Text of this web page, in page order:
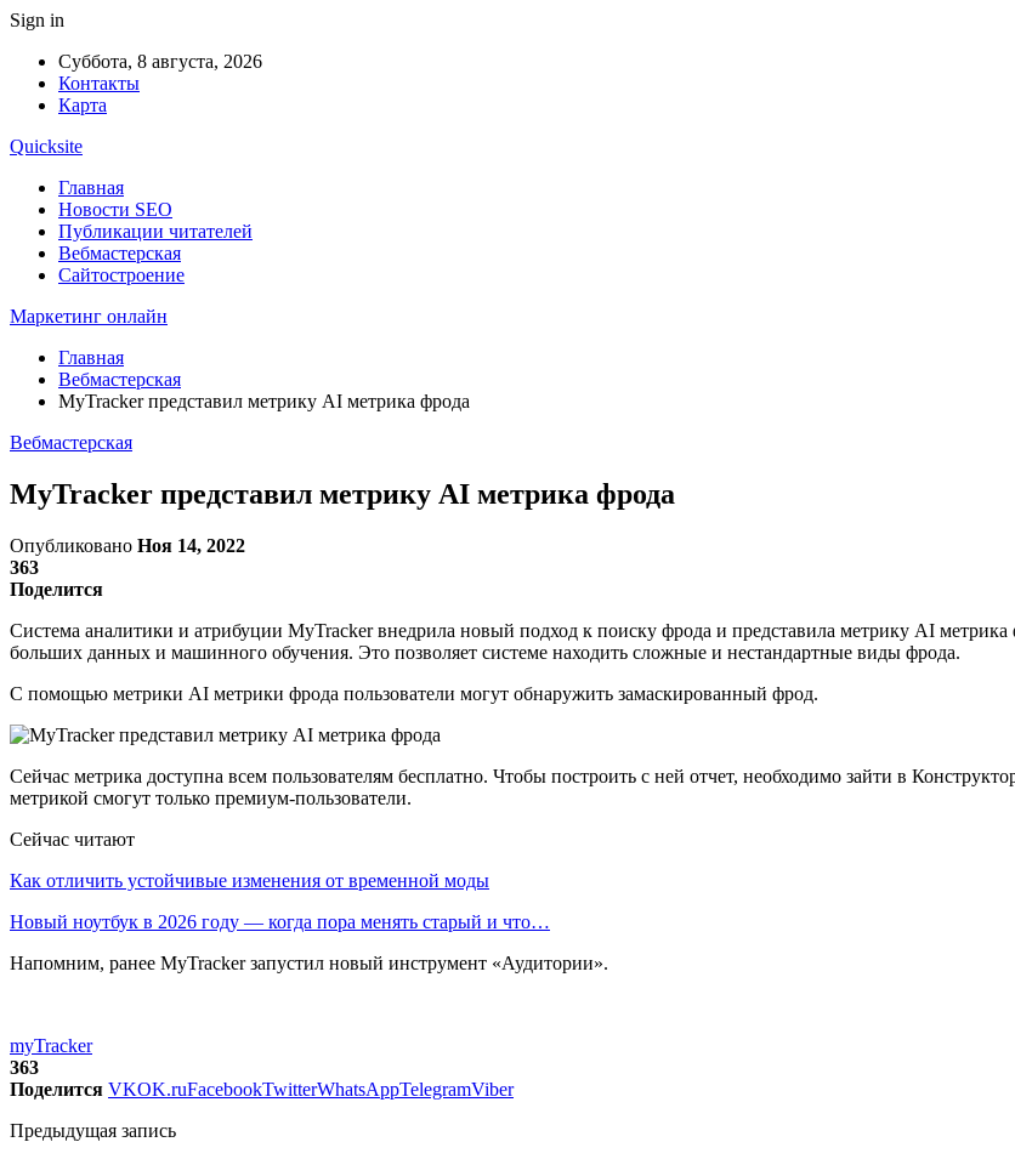
Sign in
Суббота, 8 августа, 2026
Контакты
Карта
Quicksite
Главная
Новости SEO
Публикации читателей
Вебмастерская
Сайтостроение
Маркетинг онлайн
Главная
Вебмастерская
MyTracker представил метрику AI метрика фрода
Вебмастерская
MyTracker представил метрику AI метрика фрода
Опубликовано Ноя 14, 2022
363
Поделится
Система аналитики и атрибуции MyTracker внедрила новый подход к поиску фрода и представила метрику AI
больших данных и машинного обучения. Это позволяет системе находить сложные и нестандартные виды фрода.
С помощью метрики AI метрики фрода пользователи могут обнаружить замаскированный фрод.
Сейчас метрика доступна всем пользователям бесплатно. Чтобы построить с ней отчет, необходимо зайти в
метрикой смогут только премиум-пользователи.
Сейчас читают
Как отличить устойчивые изменения от временной моды
Новый ноутбук в 2026 году — когда пора менять старый и что…
Напомним, ранее MyTracker запустил новый инструмент «Аудитории».
myTracker
363
Поделится VKOK.ruFacebookTwitterWhatsAppTelegramViber
Предыдущая запись